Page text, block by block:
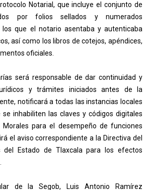
Notarial, que incluye el conjunto de
por folios sellados y numerados
los que el notario asentaba y autenticaba
así como los libros de cotejos, apéndices,
oficiales.
será responsable de dar continuidad y
y trámites iniciados antes de la
notificará a todas las instancias locales
inhabiliten las claves y códigos digitales
para el desempeño de funciones
el aviso correspondiente a la Directiva del
del Estado de Tlaxcala para los efectos
de la Segob, Luis Antonio Ramírez